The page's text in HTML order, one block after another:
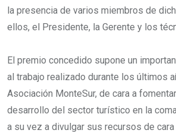
la presencia de varios miembros de
ellos, el Presidente, la Gerente y los
El premio concedido supone un
al trabajo realizado durante los últimos
Asociación MonteSur, de cara a
desarrollo del sector turístico en la
a su vez a divulgar sus recursos de